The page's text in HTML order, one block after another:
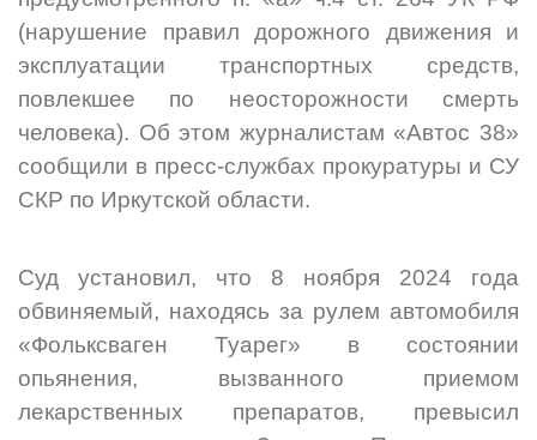
(нарушение правил дорожного движения и
эксплуатации транспортных средств,
повлекшее по неосторожности смерть
человека). Об этом журналистам «Автос 38»
сообщили в пресс-службах прокуратуры и СУ
СКР по Иркутской области.
Суд установил, что 8 ноября 2024 года
обвиняемый, находясь за рулем автомобиля
«Фольксваген Туарег» в состоянии
опьянения, вызванного приемом
лекарственных препаратов, превысил